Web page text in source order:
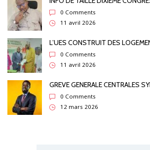
0 Comments
11 avril 2026
L’UES CONSTRUIT DES
0 Comments
11 avril 2026
GREVE GENERALE CENTRALES
0 Comments
12 mars 2026